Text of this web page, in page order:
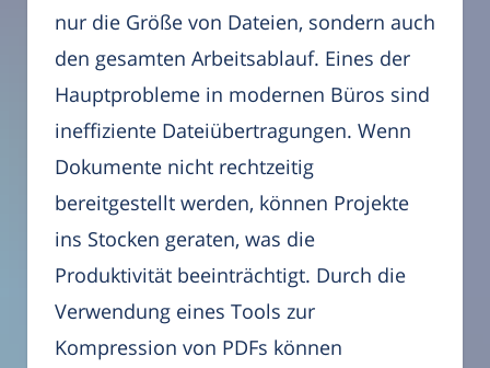
nur die Größe von Dateien, sondern auch
den gesamten Arbeitsablauf. Eines der
Hauptprobleme in modernen Büros sind
ineffiziente Dateiübertragungen. Wenn
Dokumente nicht rechtzeitig
bereitgestellt werden, können Projekte
ins Stocken geraten, was die
Produktivität beeinträchtigt. Durch die
Verwendung eines Tools zur
Kompression von PDFs können